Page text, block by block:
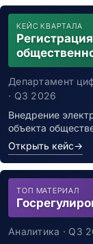
КЕЙС КВАРТАЛА
заболевшим
инфекцией
Департамент
· Q3 2026
Внедрение
объекта
Открыть кейс→
ТОП МАТЕРИАЛ
Аналитика · Q3